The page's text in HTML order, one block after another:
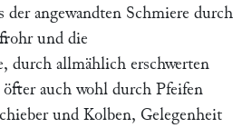
der angewandten Schmiere durch
und die
durch allmählich erschwerten
auch wohl durch Pfeifen
und Kolben, Gelegenheit